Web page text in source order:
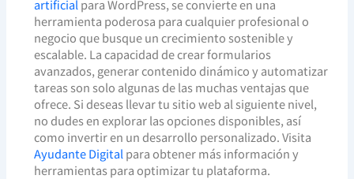
artificial para WordPress, se convierte en una
herramienta poderosa para cualquier profesional o
negocio que busque un crecimiento sostenible y
escalable. La capacidad de crear formularios
avanzados, generar contenido dinámico y automatizar
tareas son solo algunas de las muchas ventajas que
ofrece. Si deseas llevar tu sitio web al siguiente nivel,
no dudes en explorar las opciones disponibles, así
como invertir en un desarrollo personalizado. Visita
Ayudante Digital para obtener más información y
herramientas para optimizar tu plataforma.